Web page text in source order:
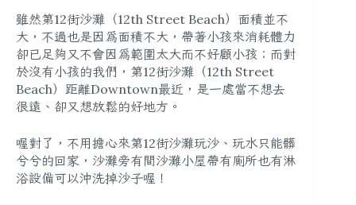
雖然第12街沙灘（12th Street Beach）面積並不
大，不過也是因為面積不大，帶著小孩來消耗體力
卻已足夠又不會因為範圍太大而不好顧小孩；而對
於沒有小孩的我們，第12街沙灘（12th Street
Beach）距離Downtown最近，是一處當不想去
很遠、卻又想放鬆的好地方。
喔對了，不用擔心來第12街沙灘玩沙、玩水只能髒
兮兮的回家，沙灘旁有間沙灘小屋帶有廁所也有淋
浴設備可以沖洗掉沙子喔！